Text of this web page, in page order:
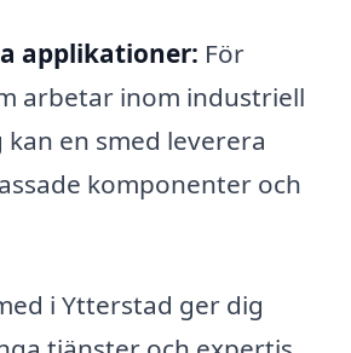
applikationer: För
arbetar inom industriell
en smed leverera
komponenter och
i Ytterstad ger dig